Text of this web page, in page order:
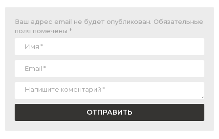
Ваш адрес email не будет опубликован. Обязательные
поля помечены *